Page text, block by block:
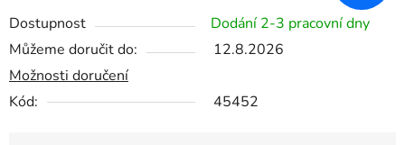
Dostupnost
Dodání 2-3 pracovní dny
Můžeme doručit do:
12.8.2026
Možnosti doručení
Kód:
45452